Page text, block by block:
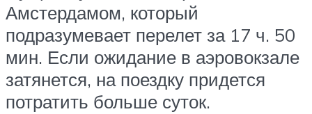
Амстердамом, который
подразумевает перелет за 17 ч. 50
мин. Если ожидание в аэровокзале
затянется, на поездку придется
потратить больше суток.